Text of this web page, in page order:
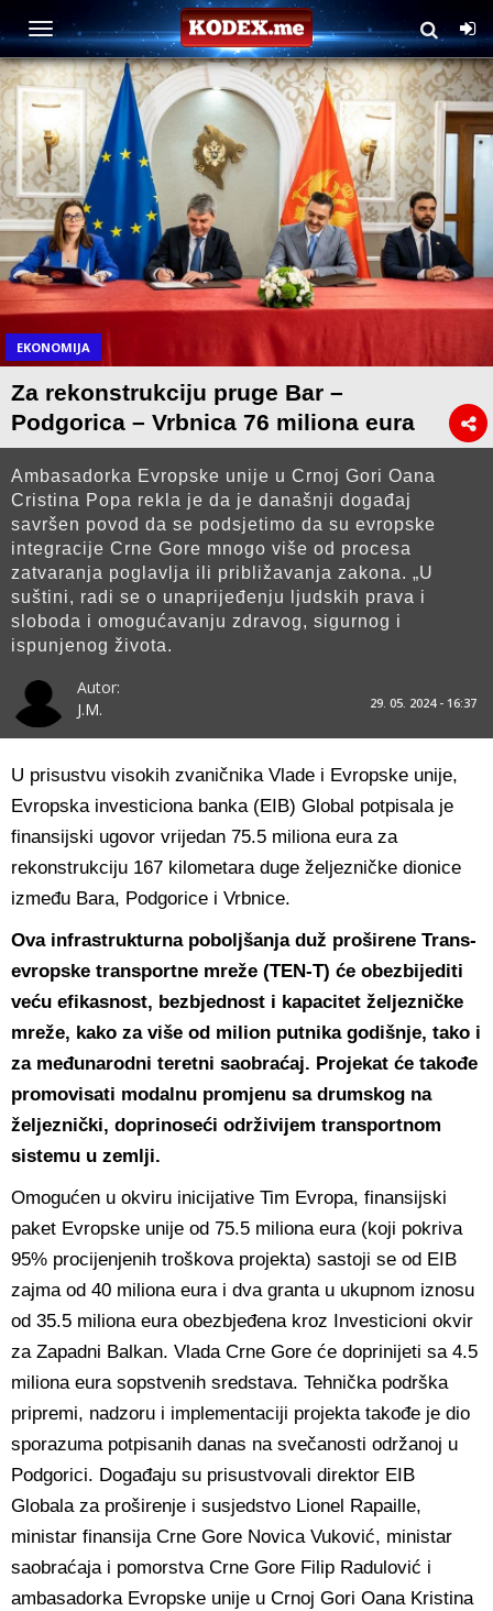
EKONOMIJA
Za rekonstrukciju pruge Bar –
Podgorica – Vrbnica 76 miliona eura
Ambasadorka Evropske unije u Crnoj Gori Oana
Cristina Popa rekla je da je današnji događaj
savršen povod da se podsjetimo da su evropske
integracije Crne Gore mnogo više od procesa
zatvaranja poglavlja ili približavanja zakona. „U
suštini, radi se o unaprijeđenju ljudskih prava i
sloboda i omogućavanju zdravog, sigurnog i
ispunjenog života.
Autor:
J.M.
29. 05. 2024 - 16:37
U prisustvu visokih zvaničnika Vlade i Evropske unije,
Evropska investiciona banka (EIB) Global potpisala je
finansijski ugovor vrijedan 75.5 miliona eura za
rekonstrukciju 167 kilometara duge željezničke dionice
između Bara, Podgorice i Vrbnice.
Ova infrastrukturna poboljšanja duž proširene Trans-
evropske transportne mreže (TEN-T) će obezbijediti
veću efikasnost, bezbjednost i kapacitet željezničke
mreže, kako za više od milion putnika godišnje, tako i
za međunarodni teretni saobraćaj. Projekat će takođe
promovisati modalnu promjenu sa drumskog na
željeznički, doprinoseći održivijem transportnom
sistemu u zemlji.
Omogućen u okviru inicijative Tim Evropa, finansijski
paket Evropske unije od 75.5 miliona eura (koji pokriva
95% procijenjenih troškova projekta) sastoji se od EIB
zajma od 40 miliona eura i dva granta u ukupnom iznosu
od 35.5 miliona eura obezbjeđena kroz Investicioni okvir
za Zapadni Balkan. Vlada Crne Gore će doprinijeti sa 4.5
miliona eura sopstvenih sredstava. Tehnička podrška
pripremi, nadzoru i implementaciji projekta takođe je dio
sporazuma potpisanih danas na svečanosti održanoj u
Podgorici. Događaju su prisustvovali direktor EIB
Globala za proširenje i susjedstvo Lionel Rapaille,
ministar finansija Crne Gore Novica Vuković, ministar
saobraćaja i pomorstva Crne Gore Filip Radulović i
ambasadorka Evropske unije u Crnoj Gori Oana Kristina